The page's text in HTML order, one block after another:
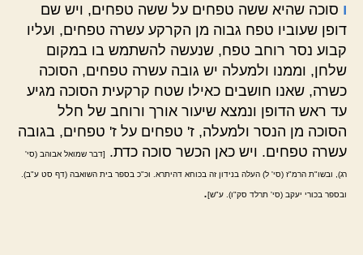
ו סוכה שהיא ששה טפחים על ששה טפחים, ויש שם
דופן שעוביו טפח גבוה מן הקרקע עשרה טפחים, ועליו
קבוע נסר רוחב טפח, שנעשה להשתמש בו במקום
שלחן, וממנו ולמעלה יש גובה עשרה טפחים, הסוכה
כשרה, שאנו חושבים כאילו שטח קרקעית הסוכה מגיע
עד ראש הדופן ונמצא שיעור אורך ורוחב של חלל
הסוכה מן הנסר ולמעלה, ז' טפחים על ז' טפחים, בגובה
עשרה טפחים. ויש כאן הכשר סוכה כדת.
[דבר שמואל אבוהב (סי'
רג), ובשו"ת הרמ"ז (סי' ל) העלה בנידון זה בכוחא דהיתרא. וכ"כ בספר בית השואבה (דף סט ע"ב).
ובספר בכורי יעקב (סי' תרלד סק"ו). ע"ש].